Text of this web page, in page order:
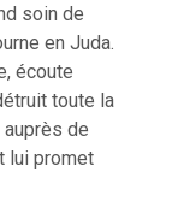
soin de
en Juda.
écoute
toute la
de
lui promet